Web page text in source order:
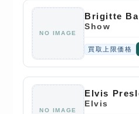
NO IMAGE
Brigitte
Show
買取上限価格
NO IMAGE
Elvis
Elvis